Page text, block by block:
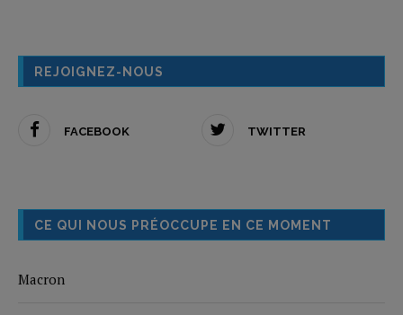
REJOIGNEZ-NOUS
FACEBOOK TWITTER
CE QUI NOUS PRÉOCCUPE EN CE MOMENT
Macron